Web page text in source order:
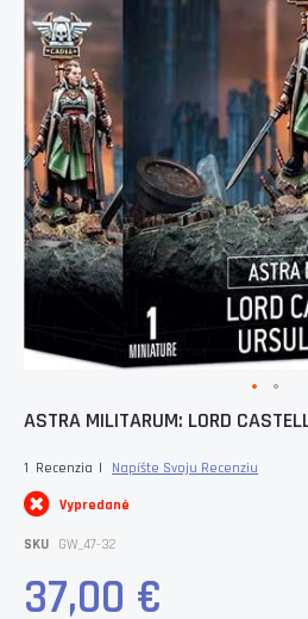
Skip
beginning
of
the
images
ASTRA MILITARUM: LORD
1 Recenzia Napíšte Svoju Recenziu
Vypredané
SKU GW_47-32
37,00 €